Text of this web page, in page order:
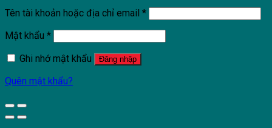
Tên tài khoản hoặc địa chỉ email *
Mật khẩu *
Ghi nhớ mật khẩu
Đăng nhập
Quên mật khẩu?